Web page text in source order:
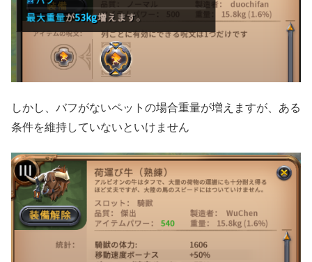
しかし、バフがないペットの場合重量が増えますが、ある
条件を維持していないといけません